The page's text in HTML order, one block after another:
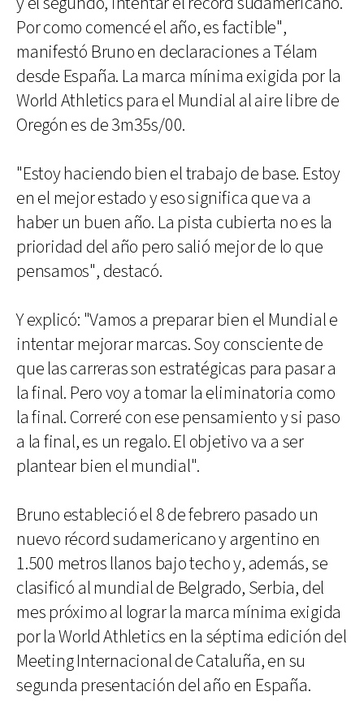
Por como comencé el año, es factible",
manifestó Bruno en declaraciones a Télam
desde España. La marca mínima exigida por la
World Athletics para el Mundial al aire libre de
Oregón es de 3m35s/00.
"Estoy haciendo bien el trabajo de base. Estoy
en el mejor estado y eso significa que va a
haber un buen año. La pista cubierta no es la
prioridad del año pero salió mejor de lo que
pensamos", destacó.
Y explicó: "Vamos a preparar bien el Mundial e
intentar mejorar marcas. Soy consciente de
que las carreras son estratégicas para pasar a
la final. Pero voy a tomar la eliminatoria como
la final. Correré con ese pensamiento y si paso
a la final, es un regalo. El objetivo va a ser
plantear bien el mundial".
Bruno estableció el 8 de febrero pasado un
nuevo récord sudamericano y argentino en
1.500 metros llanos bajo techo y, además, se
clasificó al mundial de Belgrado, Serbia, del
mes próximo al lograr la marca mínima exigida
por la World Athletics en la séptima edición del
Meeting Internacional de Cataluña, en su
segunda presentación del año en España.